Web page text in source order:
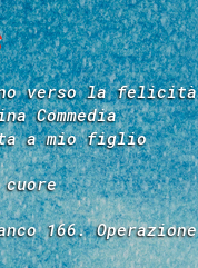
verso la felicità
Commedia
a mio figlio
166. Operazione